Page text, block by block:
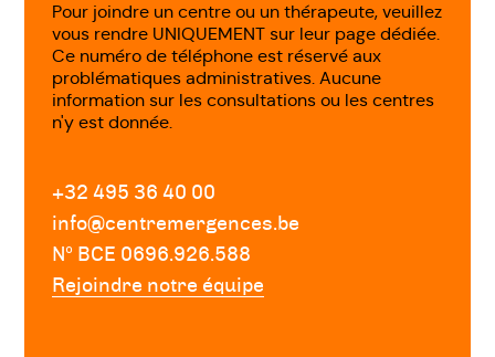
Pour joindre un centre ou un thérapeute, veuillez
vous rendre UNIQUEMENT sur leur page dédiée.
Ce numéro de téléphone est réservé aux
problématiques administratives. Aucune
information sur les consultations ou les centres
n'y est donnée.
+32 495 36 40 00
info@centremergences.be
Nº BCE 0696.926.588
Rejoindre notre équipe